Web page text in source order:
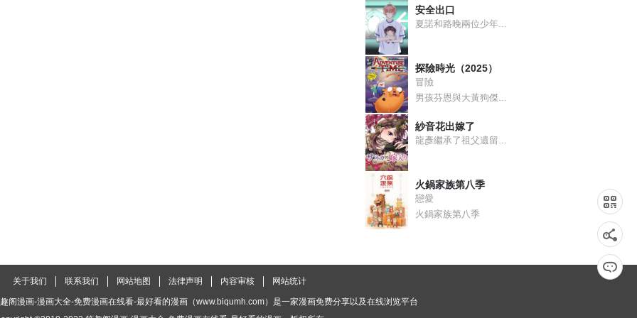
安全出口
夏諾和路晚兩位少年...
探險時光（2025）
冒險
男孩芬恩與大黃狗傑...
紗音花出嫁了
龍彥繼承了祖父遺留...
火鍋家族第八季
戀愛
火鍋家族第八季
关于我们 联系我们 网站地图 法律声明 内容审核 网站统计
阁漫画-漫画大全-免费漫画在线看-最好看的漫画（www.biqumh.com）是一家漫画免费分享以及在线浏览平台